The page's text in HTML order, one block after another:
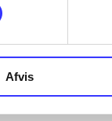
Afvis